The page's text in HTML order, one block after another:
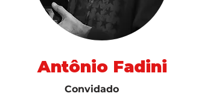
Antônio Fadini
Convidado